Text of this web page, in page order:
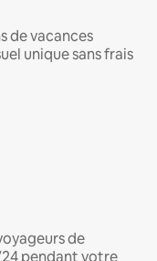
de vacances
unique sans frais
de
pendant votre